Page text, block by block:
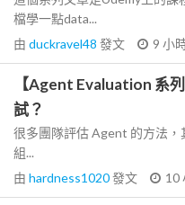
檔學一點data...
由 duckravel48 發文 9 小
【Agent Evaluation 系
試？
很多團隊評估 Agent 的方法
組...
由 hardness1020發文 10